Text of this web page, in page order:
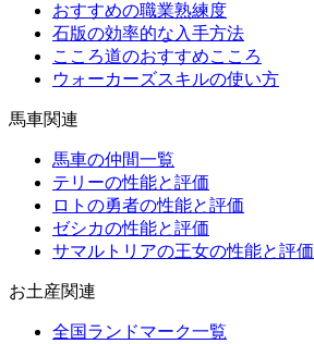
おすすめの職業熟練度
石版の効率的な入手方法
こころ道のおすすめこころ
ウォーカーズスキルの使い方
馬車関連
馬車の仲間一覧
テリーの性能と評価
ロトの勇者の性能と評価
ゼシカの性能と評価
サマルトリアの王女の性能と評価
お土産関連
全国ランドマーク一覧